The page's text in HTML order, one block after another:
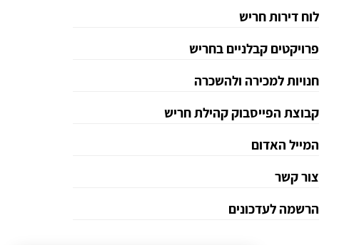
לוח דירות חריש
פרויקטים קבלניים בחריש
חנויות למכירה ולהשכרה
קבוצת הפייסבוק קהילת חריש
המייל האדום
צור קשר
הרשמה לעדכונים